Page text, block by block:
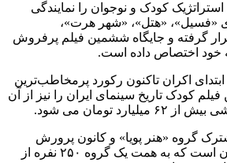
کودک و نوجوان را نمایندگی
«فسیل»، «هتل»، «شهر هرت»،
گرفته و جایگاه ششمین فیلم پرفروش
خود اختصاص داده است.
ابتدای اکران تاکنون رکورد پرمخاطب‌ترین
کودک تاریخ سینمای ایران را نیز از آن
تومان می شود.
گروه «هنر پویا» و کانون پرورش
فکری کودکان و نوجوانان است که به همت یک گروه ۲۵۰ نفره از